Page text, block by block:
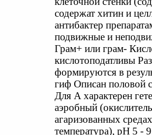
содержат хитин и
антибактер
подвижные и
Грам+ или грам-
кислотоподатливы
формируются в
гиф Описан половой
Для А характерен
аэробный
агаризованных
температура), рН 5 -